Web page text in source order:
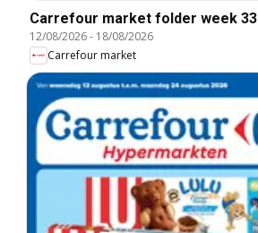
Carrefour market folder week 33
12/08/2026- 18/08/2026
Carrefour market